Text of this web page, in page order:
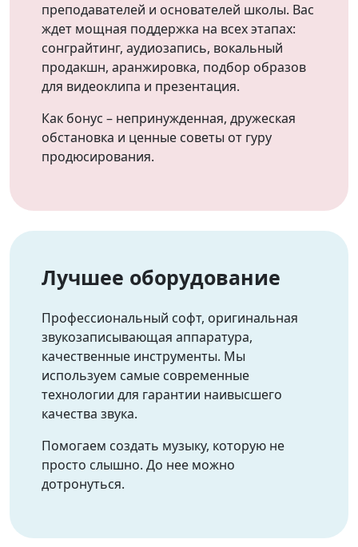
преподавателей и основателей школы. Вас
ждет мощная поддержка на всех этапах:
сонграйтинг, аудиозапись, вокальный
продакшн, аранжировка, подбор образов
для видеоклипа и презентация.
Как бонус – непринужденная, дружеская
обстановка и ценные советы от гуру
продюсирования.
Лучшее оборудование
Профессиональный софт, оригинальная
звукозаписывающая аппаратура,
качественные инструменты. Мы
используем самые современные
технологии для гарантии наивысшего
качества звука.
Помогаем создать музыку, которую не
просто слышно. До нее можно
дотронуться.